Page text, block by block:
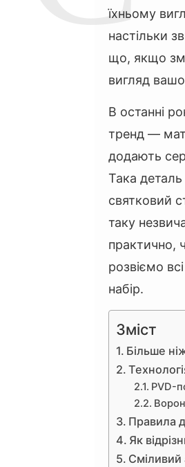
їхньому
настільки
що, якщо
вигляд
В останні
тренд —
додають
Така
святковий
таку
практично,
розвіємо
набір.
Зміст
Більше
PVD-
Правила
Як
Сміливий